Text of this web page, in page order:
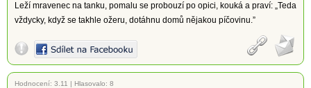
Leží mravenec na tanku, pomalu se probouzí po opici, kouká a praví: „Teda
vždycky, když se takhle ožeru, dotáhnu domů nějakou píčovinu.”
Hodnocení: 3.11 | Hlasovalo: 8